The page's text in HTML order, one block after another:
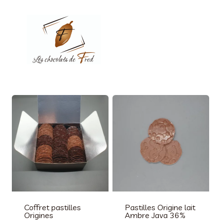
Coffret pastilles
Origines
Pastilles Origine lait
Ambre Java 36%